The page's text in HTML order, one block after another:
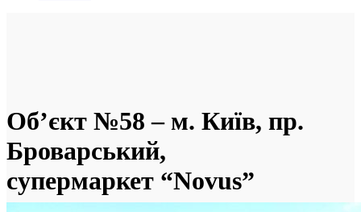
Об’єкт №58 – м. Київ, пр.
Броварський,
супермаркет “Novus”